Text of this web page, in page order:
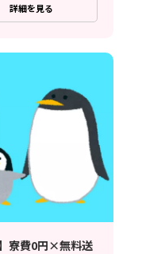
詳細を見る
寮費0円×無料送